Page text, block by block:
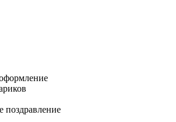
поздравление